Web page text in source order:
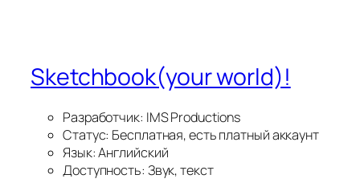
Sketchbook(your world)!
Разработчик: IMS Productions
Статус: Бесплатная, есть платный аккаунт
Язык: Английский
Доступность: Звук, текст